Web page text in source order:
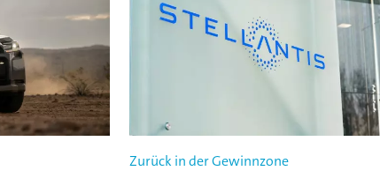
Zurück in der Gewinnzone